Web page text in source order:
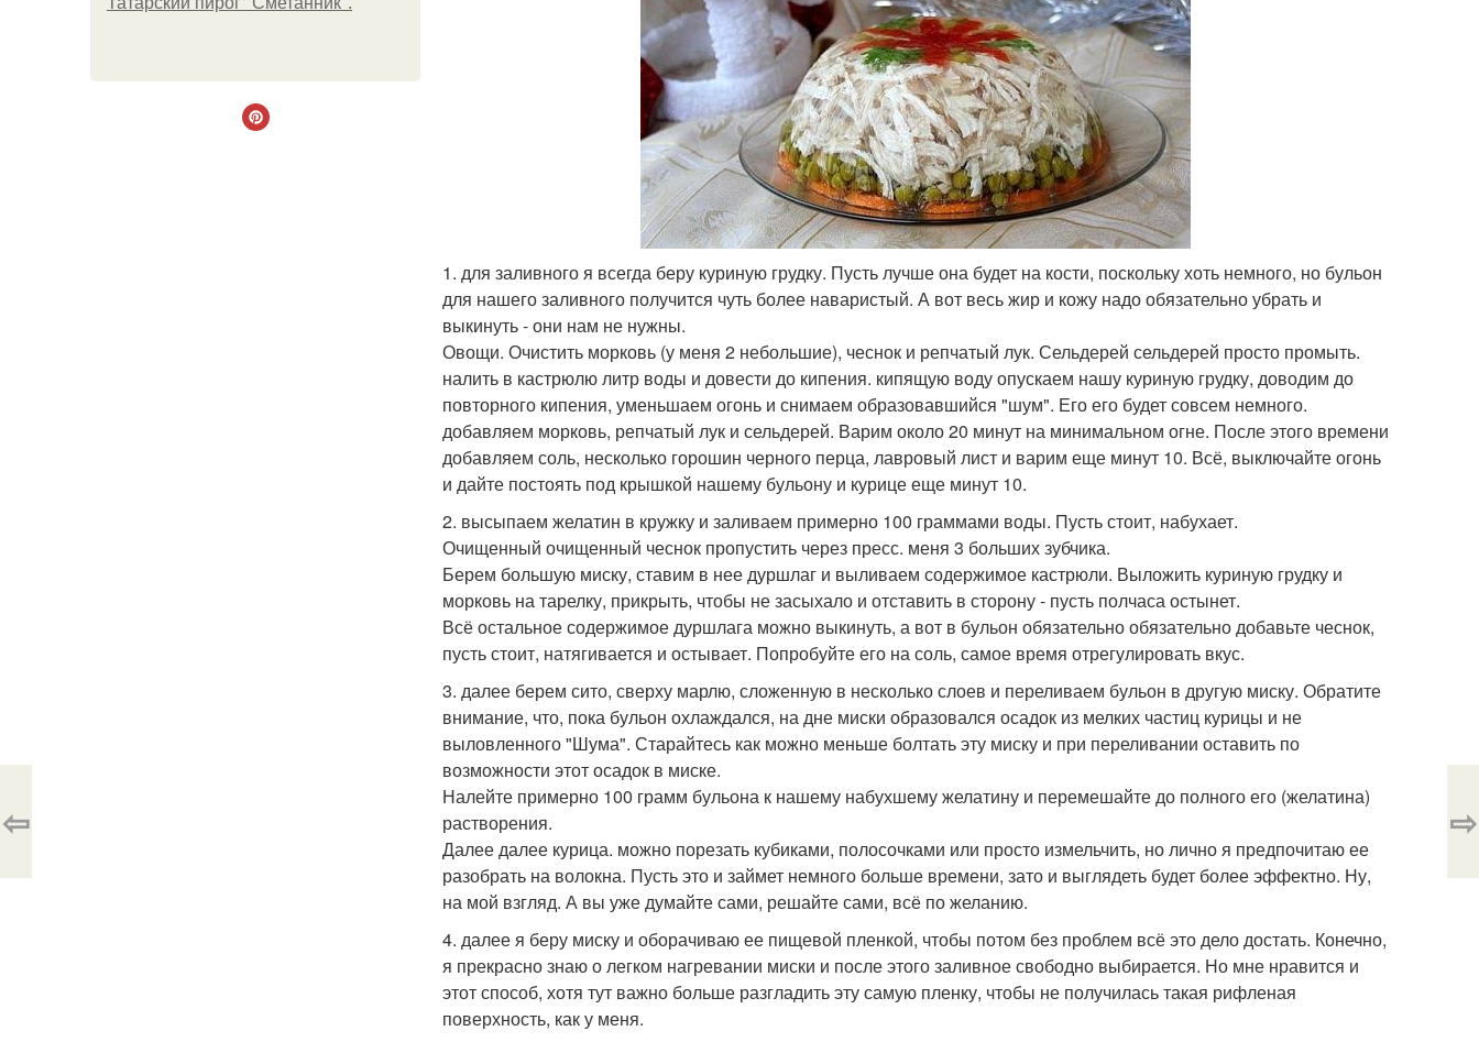
1. для заливного я всегда беру куриную грудку. Пусть лучше она будет на кости, поскольку хоть немного, но бульон
для нашего заливного получится чуть более наваристый. А вот весь жир и кожу надо обязательно убрать и
выкинуть - они нам не нужны.
Овощи. Очистить морковь (у меня 2 небольшие), чеснок и репчатый лук. Сельдерей сельдерей просто промыть.
налить в кастрюлю литр воды и довести до кипения. кипящую воду опускаем нашу куриную грудку, доводим до
повторного кипения, уменьшаем огонь и снимаем образовавшийся "шум". Его его будет совсем немного.
добавляем морковь, репчатый лук и сельдерей. Варим около 20 минут на минимальном огне. После этого времени
добавляем соль, несколько горошин черного перца, лавровый лист и варим еще минут 10. Всё, выключайте огонь
и дайте постоять под крышкой нашему бульону и курице еще минут 10.
2. высыпаем желатин в кружку и заливаем примерно 100 граммами воды. Пусть стоит, набухает.
Очищенный очищенный чеснок пропустить через пресс. меня 3 больших зубчика.
Берем большую миску, ставим в нее дуршлаг и выливаем содержимое кастрюли. Выложить куриную грудку и
морковь на тарелку, прикрыть, чтобы не засыхало и отставить в сторону - пусть полчаса остынет.
Всё остальное содержимое дуршлага можно выкинуть, а вот в бульон обязательно обязательно добавьте чеснок,
пусть стоит, натягивается и остывает. Попробуйте его на соль, самое время отрегулировать вкус.
3. далее берем сито, сверху марлю, сложенную в несколько слоев и переливаем бульон в другую миску. Обратите
внимание, что, пока бульон охлаждался, на дне миски образовался осадок из мелких частиц курицы и не
выловленного "Шума". Старайтесь как можно меньше болтать эту миску и при переливании оставить по
возможности этот осадок в миске.
Налейте примерно 100 грамм бульона к нашему набухшему желатину и перемешайте до полного его (желатина)
растворения.
Далее далее курица. можно порезать кубиками, полосочками или просто измельчить, но лично я предпочитаю ее
разобрать на волокна. Пусть это и займет немного больше времени, зато и выглядеть будет более эффектно. Ну,
на мой взгляд. А вы уже думайте сами, решайте сами, всё по желанию.
4. далее я беру миску и оборачиваю ее пищевой пленкой, чтобы потом без проблем всё это дело достать. Конечно,
я прекрасно знаю о легком нагревании миски и после этого заливное свободно выбирается. Но мне нравится и
этот способ, хотя тут важно больше разгладить эту самую пленку, чтобы не получилась такая рифленая
поверхность, как у меня.
⇦ ⇨